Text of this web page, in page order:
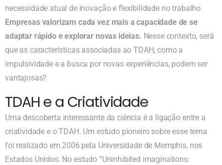
necessidade atual de inovação e flexibilidade no trabalho.
Empresas valorizam cada vez mais a capacidade de se
adaptar rápido e explorar novas ideias. Nesse contexto, será
que as características associadas ao TDAH, como a
impulsividade e a busca por novas experiências, podem ser
vantajosas?
TDAH e a Criatividade
Uma descoberta interessante da ciência é a ligação entre a
criatividade e o TDAH. Um estudo pioneiro sobre esse tema
foi realizado em 2006 pela Universidade de Memphis, nos
Estados Unidos. No estudo “Uninhibited imaginations: